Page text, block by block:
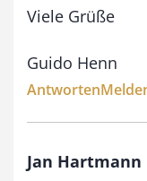
Viele Grüße
Guido Henn
Antworten
Jan Hartmann